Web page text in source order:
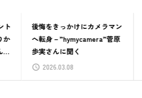
後悔をきっかけにカメラマン
へ転身－”hymycamera”菅原
歩実さんに聞く
2026.03.08
移住
さん